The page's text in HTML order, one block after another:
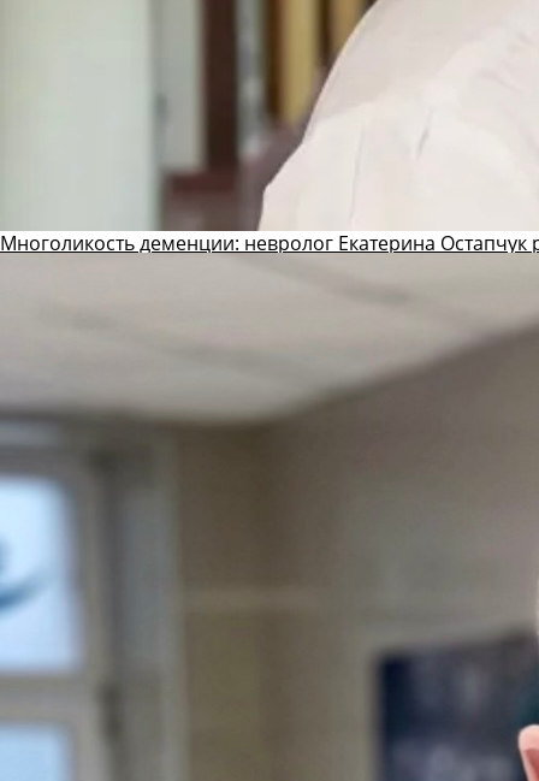
Многоликость деменции: невролог Екатерина Остапчук